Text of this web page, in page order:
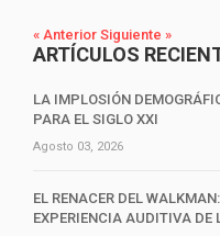
« Anterior Siguiente »
ARTÍCULOS
LA IMPLOSIÓN
PARA EL SIGLO XXI
Agosto 03, 2026
EL RENACER DEL
EXPERIENCIA AUDITIVA DE